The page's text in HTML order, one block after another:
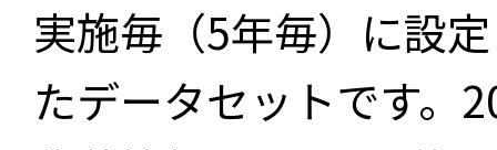
実施毎（5年毎）に設
たデータセットです。